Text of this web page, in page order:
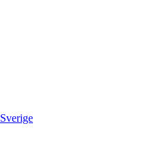
Sverige